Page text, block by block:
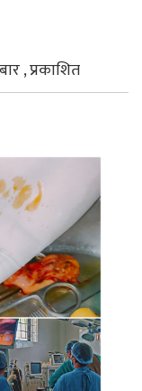
, प्रकाशित